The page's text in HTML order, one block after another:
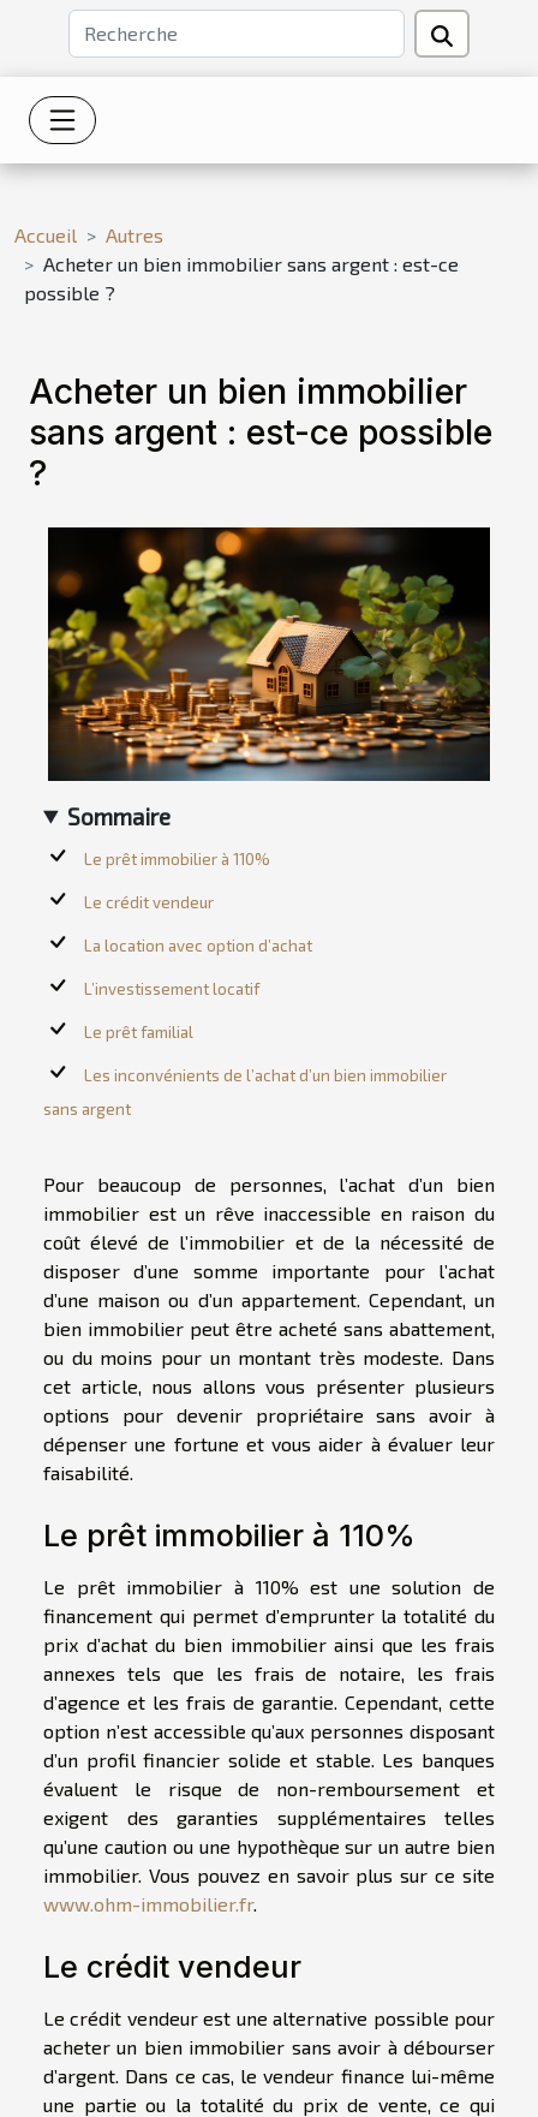
Accueil
Autres
Acheter un bien immobilier sans argent : est-ce
possible ?
Acheter un bien immobilier
sans argent : est-ce possible
?
Sommaire
Le prêt immobilier à 110%
Le crédit vendeur
La location avec option d’achat
L’investissement locatif
Le prêt familial
Les inconvénients de l’achat d’un bien immobilier
sans argent
Pour beaucoup de personnes, l’achat d’un bien
immobilier est un rêve inaccessible en raison du
coût élevé de l’immobilier et de la nécessité de
disposer d’une somme importante pour l’achat
d’une maison ou d’un appartement. Cependant, un
bien immobilier peut être acheté sans abattement,
ou du moins pour un montant très modeste. Dans
cet article, nous allons vous présenter plusieurs
options pour devenir propriétaire sans avoir à
dépenser une fortune et vous aider à évaluer leur
faisabilité.
Le prêt immobilier à 110%
Le prêt immobilier à 110% est une solution de
financement qui permet d’emprunter la totalité du
prix d’achat du bien immobilier ainsi que les frais
annexes tels que les frais de notaire, les frais
d’agence et les frais de garantie. Cependant, cette
option n’est accessible qu’aux personnes disposant
d’un profil financier solide et stable. Les banques
évaluent le risque de non-remboursement et
exigent des garanties supplémentaires telles
qu’une caution ou une hypothèque sur un autre bien
immobilier. Vous pouvez en savoir plus sur ce site
www.ohm-immobilier.fr.
Le crédit vendeur
Le crédit vendeur est une alternative possible pour
acheter un bien immobilier sans avoir à débourser
d’argent. Dans ce cas, le vendeur finance lui-même
une partie ou la totalité du prix de vente, ce qui